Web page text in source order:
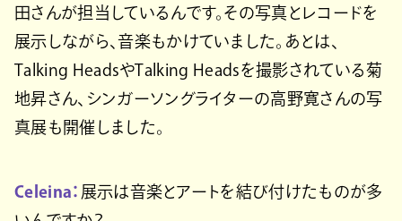
田さんが担当しているんです。その写真とレコードを
展示しながら、音楽もかけていました。あとは、
Talking HeadsやTalking Headsを撮影されている菊
地昇さん、シンガーソングライターの高野寛さんの写
真展も開催しました。
Celeina： 展示は音楽とアートを結び付けたものが多